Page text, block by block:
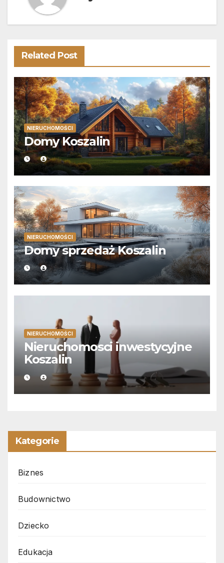
Related Post
NIERUCHOMOŚCI
Domy Koszalin
NIERUCHOMOŚCI
Domy sprzedaż Koszalin
NIERUCHOMOŚCI
Nieruchomosci inwestycyjne
Koszalin
Kategorie
Biznes
Budownictwo
Dziecko
Edukacja